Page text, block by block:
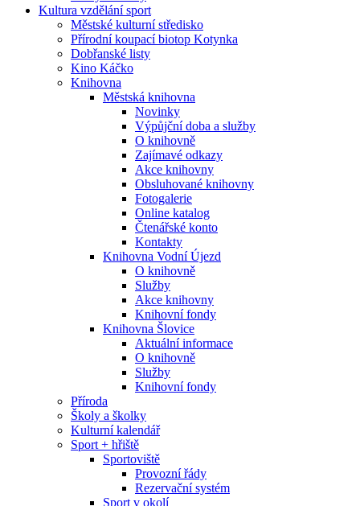
Kultura vzdělání sport
Městské kulturní středisko
Přírodní koupací biotop Kotynka
Dobřanské listy
Kino Káčko
Knihovna
Městská knihovna
Novinky
Výpůjční doba a služby
O knihovně
Zajímavé odkazy
Akce knihovny
Obsluhované knihovny
Fotogalerie
Online katalog
Čtenářské konto
Kontakty
Knihovna Vodní Újezd
O knihovně
Služby
Akce knihovny
Knihovní fondy
Knihovna Šlovice
Aktuální informace
O knihovně
Služby
Knihovní fondy
Příroda
Školy a školky
Kulturní kalendář
Sport + hřiště
Sportoviště
Provozní řády
Rezervační systém
Sport v okolí